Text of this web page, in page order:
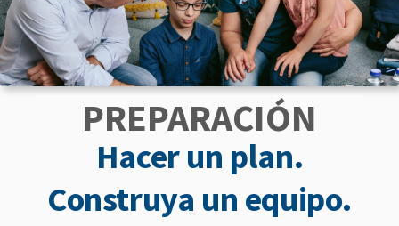
PREPARACIÓN
Hacer un plan.
Construya un equipo.